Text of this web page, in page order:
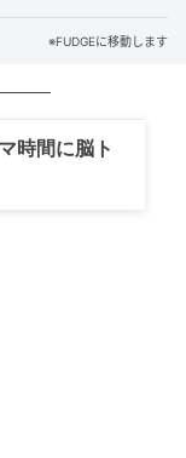
※FUDGEに移動します
時間に脳ト